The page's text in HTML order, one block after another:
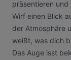
präsentieren
Wirf einen Blick
der Atmosphäre
weißt, was dich
Das Auge isst